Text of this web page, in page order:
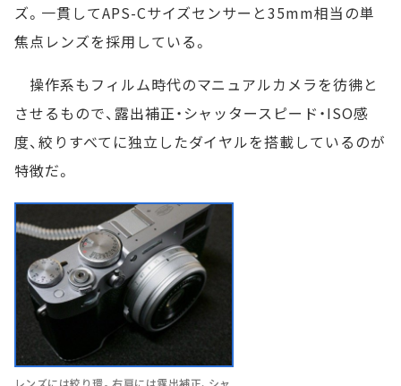
ズ。一貫してAPS-Cサイズセンサーと35mm相当の単
焦点レンズを採用している。
操作系もフィルム時代のマニュアルカメラを彷彿と
させるもので、露出補正・シャッタースピード・ISO感
度、絞りすべてに独立したダイヤルを搭載しているのが
特徴だ。